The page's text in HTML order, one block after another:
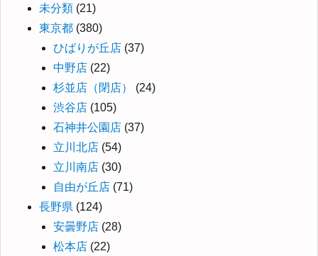
未分類 (21)
東京都 (380)
ひばりが丘店 (37)
中野店 (22)
杉並店（閉店）
(24)
渋谷店 (105)
石神井公園店 (37)
立川北店 (54)
立川南店 (30)
自由が丘店 (71)
長野県 (124)
安曇野店 (28)
松本店 (22)